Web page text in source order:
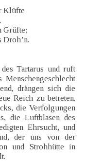
Klüfte
Grüfte;
Tartarus und ruft
drängen sich die
Reich zu betreten.
die Verfolgungen
die Luftblasen des
Ehrsucht, und
der uns von der
und Strohhütte in